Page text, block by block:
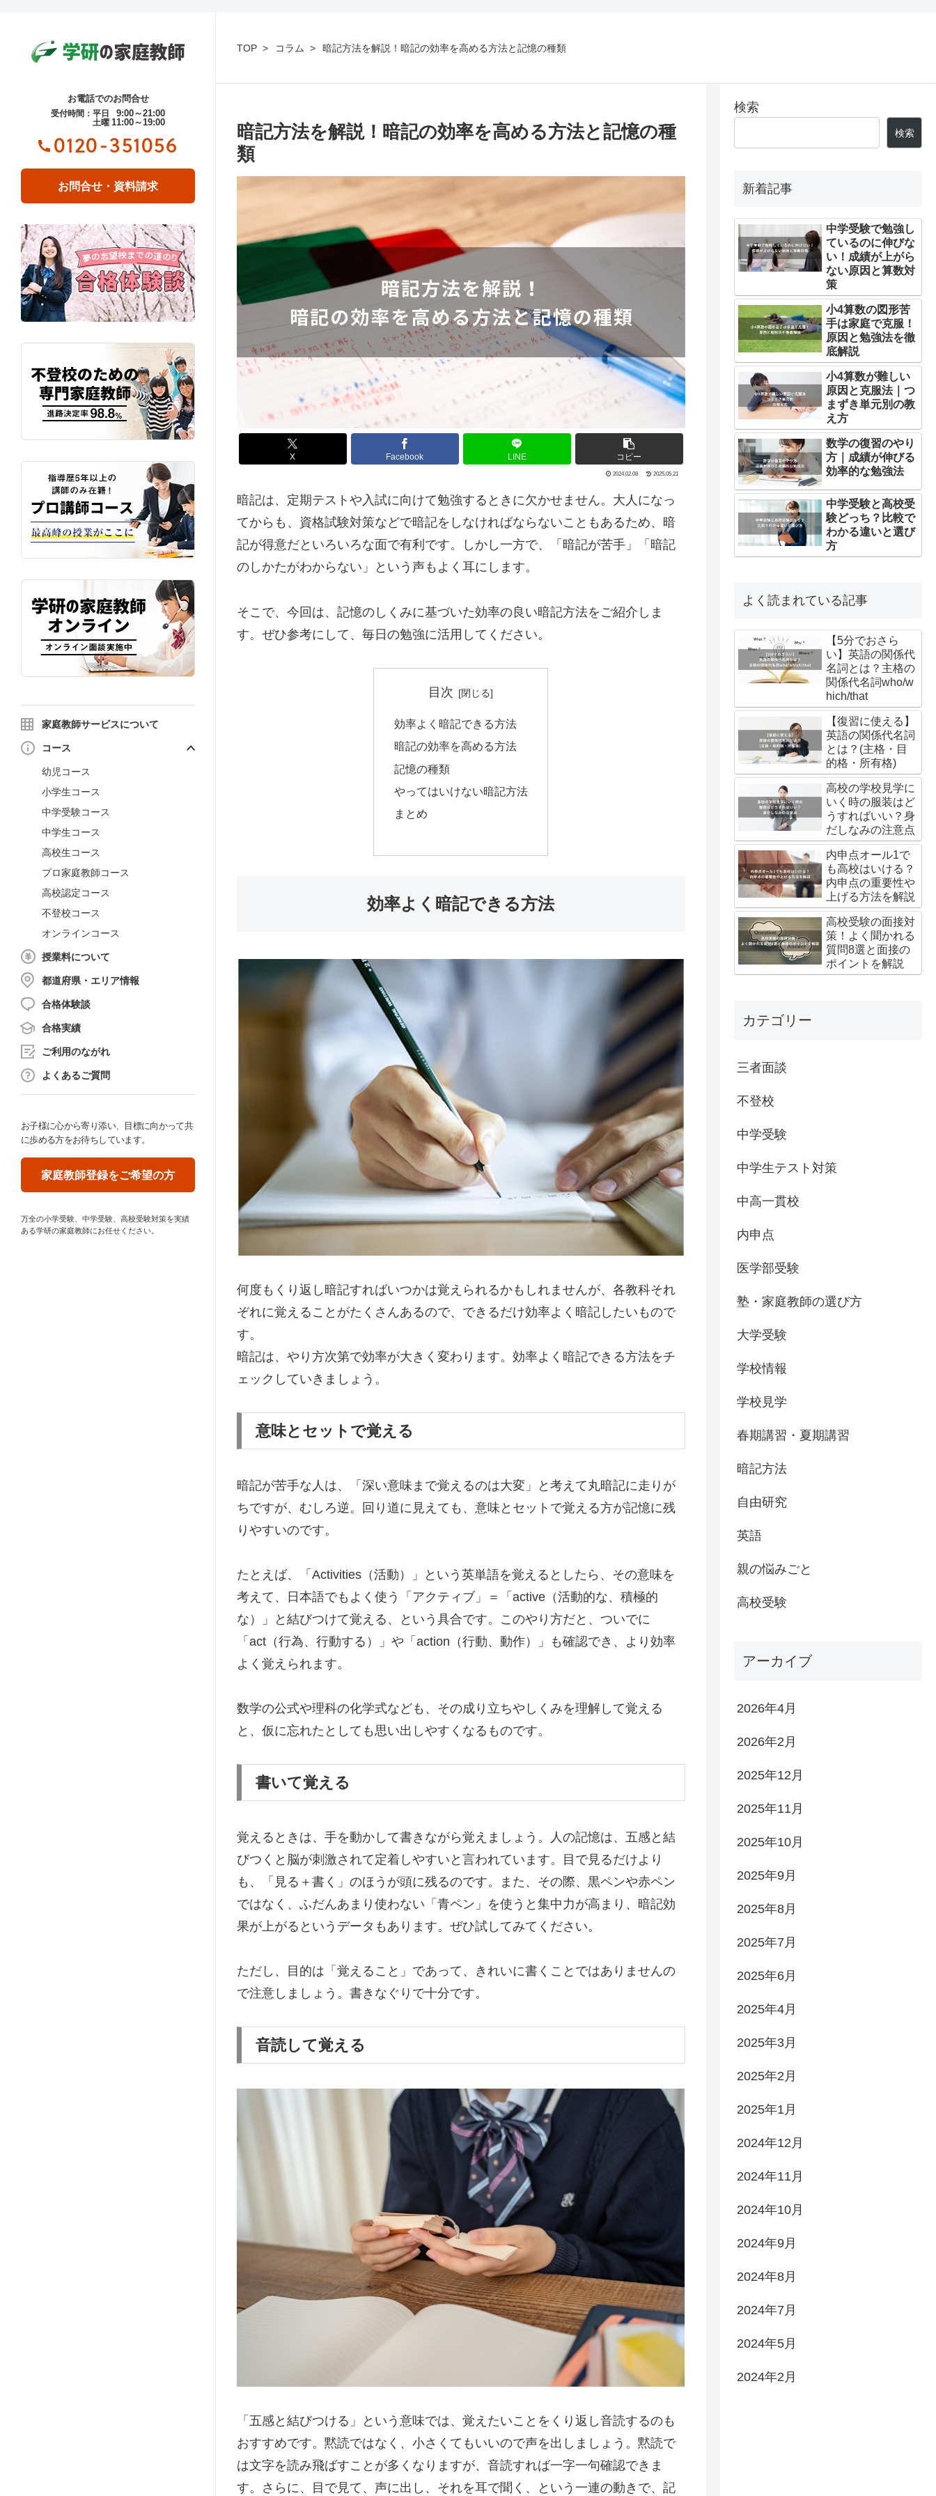
お電話でのお問合せ
受付時間：平日 9:00～21:00
土曜 11:00～19:00
0120-351056
お問合せ・資料請求
家庭教師サービスについて
コース
幼児コース
小学生コース
中学受験コース
中学生コース
高校生コース
プロ家庭教師コース
高校認定コース
不登校コース
オンラインコース
授業料について
都道府県・エリア情報
合格体験談
合格実績
ご利用のながれ
よくあるご質問
お子様に心から寄り添い、目標に向かって共
に歩める方をお待ちしています。
家庭教師登録をご希望の方
万全の小学受験、中学受験、高校受験対策を実績
ある学研の家庭教師にお任せください。
TOP コラム 暗記方法を解説！暗記の効率を高める方法と記憶の種類
暗記方法を解説！暗記の効率を高める方法と記憶の種
類
X Facebook LINE コピー
2024.02.08 2025.05.21
暗記は、定期テストや入試に向けて勉強するときに欠かせません。大人になっ
てからも、資格試験対策などで暗記をしなければならないこともあるため、暗
記が得意だといろいろな面で有利です。しかし一方で、「暗記が苦手」「暗記
のしかたがわからない」という声もよく耳にします。
そこで、今回は、記憶のしくみに基づいた効率の良い暗記方法をご紹介しま
す。ぜひ参考にして、毎日の勉強に活用してください。
目次
効率よく暗記できる方法
暗記の効率を高める方法
記憶の種類
やってはいけない暗記方法
まとめ
効率よく暗記できる方法
何度もくり返し暗記すればいつかは覚えられるかもしれませんが、各教科それ
ぞれに覚えることがたくさんあるので、できるだけ効率よく暗記したいもので
す。
暗記は、やり方次第で効率が大きく変わります。効率よく暗記できる方法をチ
ェックしていきましょう。
意味とセットで覚える
暗記が苦手な人は、「深い意味まで覚えるのは大変」と考えて丸暗記に走りが
ちですが、むしろ逆。回り道に見えても、意味とセットで覚える方が記憶に残
りやすいのです。
たとえば、「Activities（活動）」という英単語を覚えるとしたら、その意味を
考えて、日本語でもよく使う「アクティブ」＝「active（活動的な、積極的
な）」と結びつけて覚える、という具合です。このやり方だと、ついでに
「act（行為、行動する）」や「action（行動、動作）」も確認でき、より効率
よく覚えられます。
数学の公式や理科の化学式なども、その成り立ちやしくみを理解して覚える
と、仮に忘れたとしても思い出しやすくなるものです。
書いて覚える
覚えるときは、手を動かして書きながら覚えましょう。人の記憶は、五感と結
びつくと脳が刺激されて定着しやすいと言われています。目で見るだけより
も、「見る＋書く」のほうが頭に残るのです。また、その際、黒ペンや赤ペン
ではなく、ふだんあまり使わない「青ペン」を使うと集中力が高まり、暗記効
果が上がるというデータもあります。ぜひ試してみてください。
ただし、目的は「覚えること」であって、きれいに書くことではありませんの
で注意しましょう。書きなぐりで十分です。
音読して覚える
「五感と結びつける」という意味では、覚えたいことをくり返し音読するのも
おすすめです。黙読ではなく、小さくてもいいので声を出しましょう。黙読で
は文字を読み飛ばすことが多くなりますが、音読すれば一字一句確認できま
す。さらに、目で見て、声に出し、それを耳で聞く、という一連の動きで、記
検索
検索
新着記事
中学受験で勉強し
ているのに伸びな
い！成績が上がら
ない原因と算数対
策
小4算数の図形苦
手は家庭で克服！
原因と勉強法を徹
底解説
小4算数が難しい
原因と克服法｜つ
まずき単元別の教
え方
数学の復習のやり
方｜成績が伸びる
効率的な勉強法
中学受験と高校受
験どっち？比較で
わかる違いと選び
方
よく読まれている記事
【5分でおさら
い】英語の関係代
名詞とは？主格の
関係代名詞who/w
hich/that
【復習に使える】
英語の関係代名詞
とは？(主格・目
的格・所有格)
高校の学校見学に
いく時の服装はど
うすればいい？身
だしなみの注意点
内申点オール1で
も高校はいける？
内申点の重要性や
上げる方法を解説
高校受験の面接対
策！よく聞かれる
質問8選と面接の
ポイントを解説
カテゴリー
三者面談
不登校
中学受験
中学生テスト対策
中高一貫校
内申点
医学部受験
塾・家庭教師の選び方
大学受験
学校情報
学校見学
春期講習・夏期講習
暗記方法
自由研究
英語
親の悩みごと
高校受験
アーカイブ
2026年4月
2026年2月
2025年12月
2025年11月
2025年10月
2025年9月
2025年8月
2025年7月
2025年6月
2025年4月
2025年3月
2025年2月
2025年1月
2024年12月
2024年11月
2024年10月
2024年9月
2024年8月
2024年7月
2024年5月
2024年2月